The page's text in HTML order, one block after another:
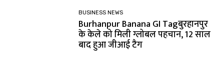
BUSINESS NEWS
Burhanpur Banana GI Tagबुरहानपुर
के केले को मिली ग्लोबल पहचान, 12 साल
बाद हुआ जीआई टैग